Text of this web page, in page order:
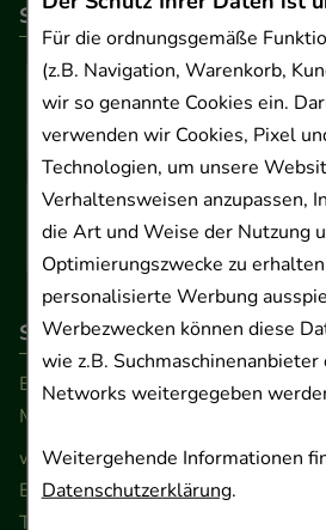
Für die ordnungsgemäße
(z.B. Navigation, Warenkorb,
wir so genannte Cookies ein.
verwenden wir Cookies, Pixel
Technologien, um unsere
Verhaltensweisen anzupassen,
die Art und Weise der Nutzung
Optimierungszwecke zu
personalisierte Werbung
Werbezwecken können diese
wie z.B. Suchmaschinenanbieter
Networks weitergegeben
Weitergehende Informationen
Datenschutzerklärung.
So können Sie bezahlen
So erreichen Sie uns
Beratung und Kundenservice:
Montag - Freitag von 9.00 bis 17.00
www.ApoSalis.de· E-Mail:
Ernst-August-Platz 2 · 30159
Telefon 0511 89 71 80 0 · Fax